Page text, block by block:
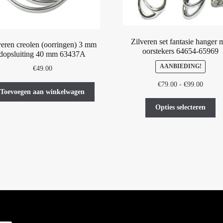
creolen (oorringen) 3 mm
40 mm 63437A
€49.00
Toevoegen aan winkelwagen
Zilveren set fantasie hanger
oorstekers 64654-65969
AANBIEDING!
€79.00 - €99.00
tot
€99.00
Opties selecteren